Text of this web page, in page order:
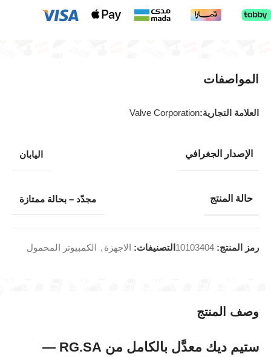
وصف المنتج
ستيم ديك معدَّل بالكامل من RG.SA —
المواصفات
العلامة التجارية:Valve Corporation
الإصدار الجغرافي اليابان
حالة المنتج مجدّد – بحالة ممتازة
رمز المنتج: 10103404 التصنيفات: الاجهزة , الكمبيوتر المحمول